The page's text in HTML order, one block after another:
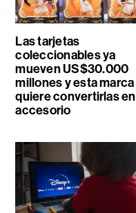
Las tarjetas
coleccionables ya
mueven US$30.000
millones y esta marca
quiere convertirlas en
accesorio